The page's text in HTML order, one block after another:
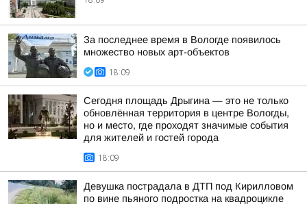
За последнее время в Вологде появилось
множество новых арт-объектов
18:09
Сегодня площадь Дрыгина — это не только
обновлённая территория в центре Вологды,
но и место, где проходят значимые события
для жителей и гостей города
18:09
Девушка пострадала в ДТП под Кирилловом
по вине пьяного подростка на квадроцикле